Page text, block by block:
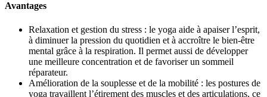
Avantages
Relaxation et gestion du stress : le yoga aide à apaiser l’esprit,
à diminuer la pression du quotidien et à accroître le bien-être
mental grâce à la respiration. Il permet aussi de développer
une meilleure concentration et de favoriser un sommeil
réparateur.
Amélioration de la souplesse et de la mobilité : les postures de
yoga travaillent l’étirement des muscles et des articulations, ce